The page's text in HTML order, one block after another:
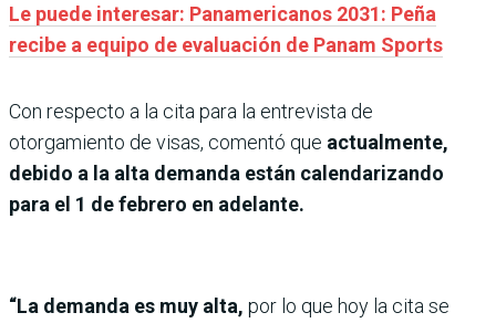
Le puede interesar: Panamericanos 2031: Peña
recibe a equipo de evaluación de Panam Sports
Con respecto a la cita para la entrevista de
otorgamiento de visas, comentó que actualmente,
debido a la alta demanda están calendarizando
para el 1 de febrero en adelante.
“La demanda es muy alta, por lo que hoy la cita se